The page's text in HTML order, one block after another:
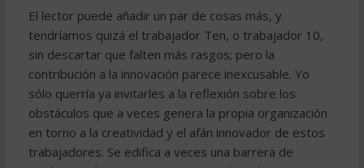
El lector puede añadir un par de cosas más, y
tendríamos quizá el trabajador Ten, o trabajador 10,
sin descartar que falten más rasgos; pero la
contribución a la innovación parece inexcusable. Yo
sólo querría ya invitarles a la reflexión sobre los
obstáculos que a veces genera la propia organización
en torno a la creatividad y el afán innovador de estos
trabajadores. Se edifica a veces una barrera de